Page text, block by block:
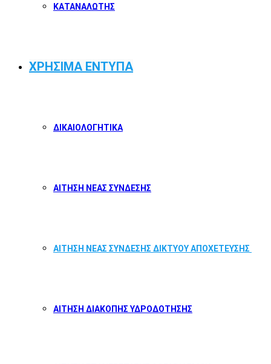
ΚΑΤΑΝΑΛΩΤΗΣ
ΧΡΗΣΙΜΑ ΕΝΤΥΠΑ
ΔΙΚΑΙΟΛΟΓΗΤΙΚΑ
ΑΙΤΗΣΗ ΝΕΑΣ ΣΥΝΔΕΣΗΣ
ΑΙΤΗΣΗ ΝΕΑΣ ΣΥΝΔΕΣΗΣ ΔΙΚΤΥΟΥ ΑΠΟΧΕΤΕΥΣΗΣ
ΑΙΤΗΣΗ ΔΙΑΚΟΠΗΣ ΥΔΡΟΔΟΤΗΣΗΣ